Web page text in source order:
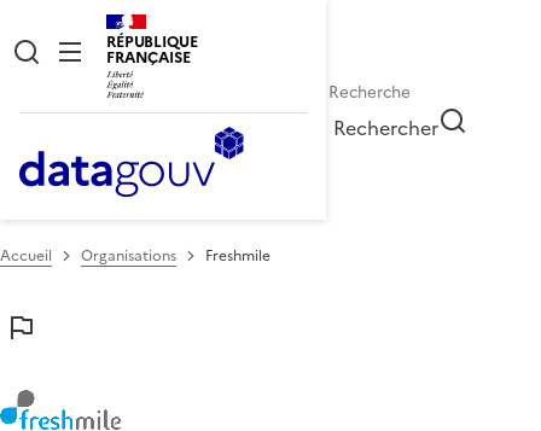
RÉPUBLIQUE
FRANÇAISE
Rechercher
Accueil Organisations Freshmile